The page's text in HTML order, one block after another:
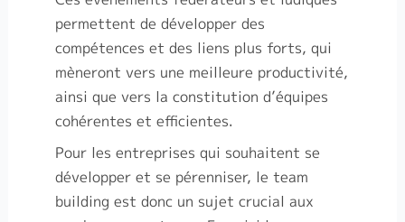
permettent de développer des
compétences et des liens plus forts, qui
mèneront vers une meilleure productivité,
ainsi que vers la constitution d’équipes
cohérentes et efficientes.
Pour les entreprises qui souhaitent se
développer et se pérenniser, le team
building est donc un sujet crucial aux